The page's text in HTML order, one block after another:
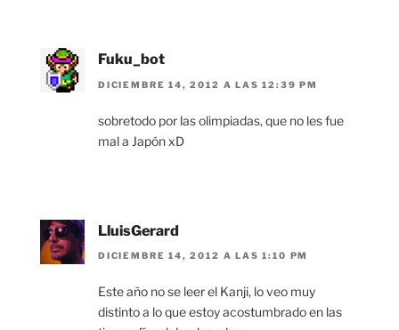
Fuku_bot
DICIEMBRE 14, 2012 A LAS 12:39 PM
sobretodo por las olimpiadas, que no les fue
mal a Japón xD
LluisGerard
DICIEMBRE 14, 2012 A LAS 1:10 PM
Este año no se leer el Kanji, lo veo muy
distinto a lo que estoy acostumbrado en las